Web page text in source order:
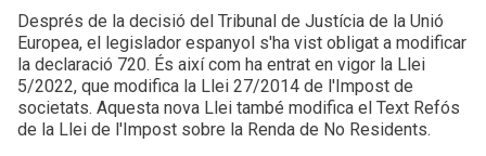
Després de la decisió del Tribunal de Justícia de la Unió
Europea, el legislador espanyol s'ha vist obligat a modificar
la declaració 720. És així com ha entrat en vigor la Llei
5/2022, que modifica la Llei 27/2014 de l'Impost de
societats. Aquesta nova Llei també modifica el Text Refós
de la Llei de l'Impost sobre la Renda de No Residents.